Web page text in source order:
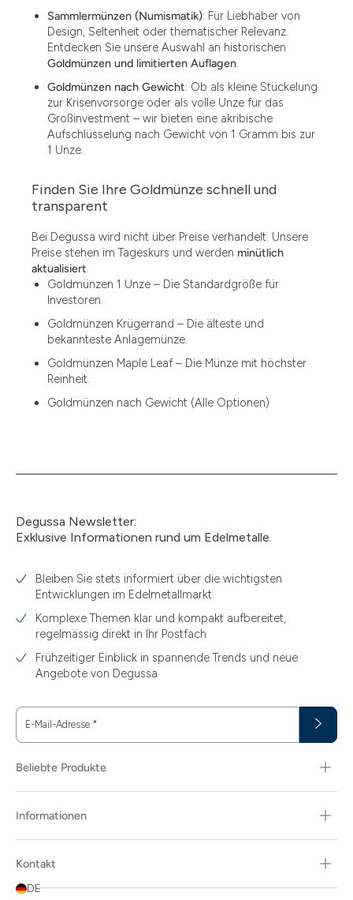
1.49
1.87
12.15
13.77
15.55
15.60
3.05
3.11
3.12
3.44
3.58
3.66
30
Sammlermünzen (Numismatik): Für Liebhaber von
Design, Seltenheit oder thematischer Relevanz.
Entdecken Sie unsere Auswahl an historischen
Goldmünzen und limitierten Auflagen.
Goldmünzen nach Gewicht: Ob als kleine Stückelung
zur Krisenvorsorge oder als volle Unze für das
Großinvestment – wir bieten eine akribische
Aufschlüsselung nach Gewicht von 1 Gramm bis zur
1 Unze.
Finden Sie Ihre Goldmünze schnell und
transparent
Bei Degussa wird nicht über Preise verhandelt. Unsere
Preise stehen im Tageskurs und werden minütlich
aktualisiert.
Goldmünzen 1 Unze – Die Standardgröße für
Investoren.
Goldmünzen Krügerrand – Die älteste und
bekannteste Anlagemünze.
Goldmünzen Maple Leaf – Die Münze mit höchster
Reinheit.
Goldmünzen nach Gewicht (Alle Optionen)
Degussa Newsletter:
Exklusive Informationen rund um Edelmetalle.
Bleiben Sie stets informiert über die wichtigsten
Entwicklungen im Edelmetallmarkt
Komplexe Themen klar und kompakt aufbereitet,
regelmässig direkt in Ihr Postfach
Frühzeitiger Einblick in spannende Trends und neue
Angebote von Degussa
E-Mail-Adresse *
Beliebte Produkte
Informationen
Kontakt
DE